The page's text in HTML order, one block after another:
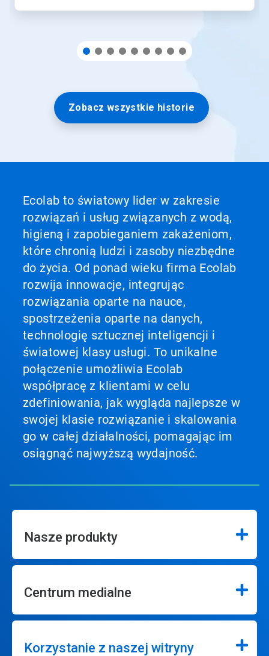
Zobacz wszystkie historie
Ecolab to światowy lider w zakresie
rozwiązań i usług związanych z wodą,
higieną i zapobieganiem zakażeniom,
które chronią ludzi i zasoby niezbędne
do życia. Od ponad wieku firma Ecolab
rozwija innowacje, integrując
rozwiązania oparte na nauce,
spostrzeżenia oparte na danych,
technologię sztucznej inteligencji i
światowej klasy usługi. To unikalne
połączenie umożliwia Ecolab
współpracę z klientami w celu
zdefiniowania, jak wygląda najlepsze w
swojej klasie rozwiązanie i skalowania
go w całej działalności, pomagając im
osiągnąć najwyższą wydajność.
Nasze produkty
Centrum medialne
Korzystanie z naszej witryny